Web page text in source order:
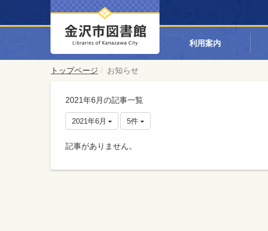
利用案内
トップページ お知らせ
2021年6月の記事一覧
2021年6月 5件
記事がありません。